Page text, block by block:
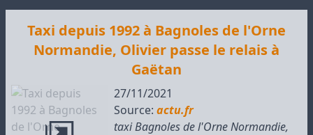
Taxi depuis 1992 à Bagnoles de l'Orne
Normandie, Olivier passe le relais à
Gaëtan
27/11/2021
Source: actu.fr
taxi Bagnoles de l'Orne Normandie,